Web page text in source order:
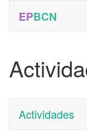
EPBCN
Actividades